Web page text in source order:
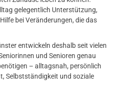
gelegentlich Unterstützung,
bei Veränderungen, die das
entwickeln deshalb seit vielen
und Senioren genau
– alltagsnah, persönlich
Selbstständigkeit und soziale